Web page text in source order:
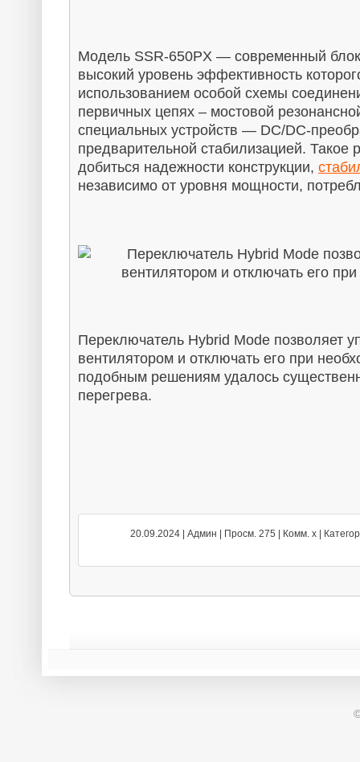
Модель SSR-650PX — современный
высокий уровень эффективность
использованием особой схемы
первичных цепях – мостовой
специальных устройств — DC/DC-
предварительной стабилизацией. Такое
добиться надежности конструкции,
независимо от уровня мощности,
Переключатель Hybrid Mode позволяет
вентилятором и отключать его при
подобным решениям удалось
перегрева.
20.09.2024 | Админ | Просм. 275 | Комм. x |